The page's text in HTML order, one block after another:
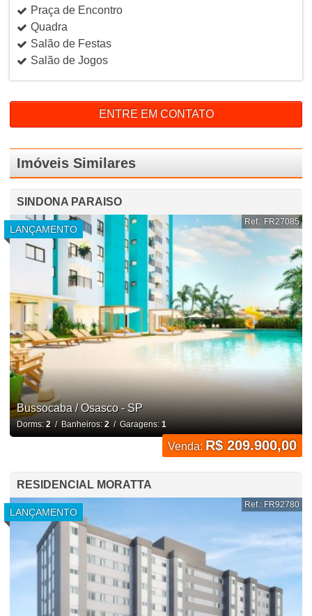
Praça de Encontro
Quadra
Salão de Festas
Salão de Jogos
ENTRE EM CONTATO
Imóveis Similares
SINDONA PARAISO
LANÇAMENTO
Ref.: FR27085
Bussocaba / Osasco - SP
Dorms: 2/ Banheiros: 2/ Garagens: 1
Venda: R$ 209.900,00
RESIDENCIAL MORATTA
LANÇAMENTO
Ref.: FR92780